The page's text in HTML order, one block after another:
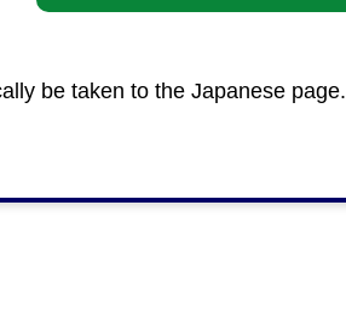
be taken to the Japanese page.